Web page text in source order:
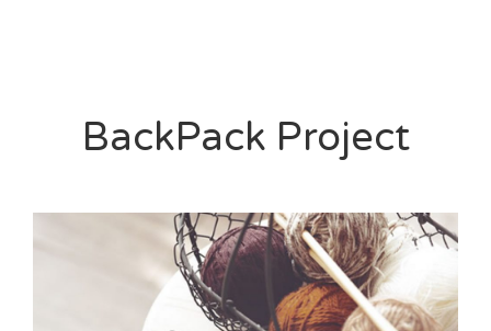
BackPack Project